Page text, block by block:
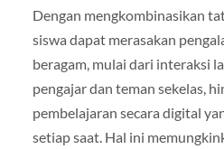
Dengan mengkombinasikan
siswa dapat merasakan
beragam, mulai dari interaksi
pengajar dan teman sekelas,
pembelajaran secara digital
setiap saat. Hal ini